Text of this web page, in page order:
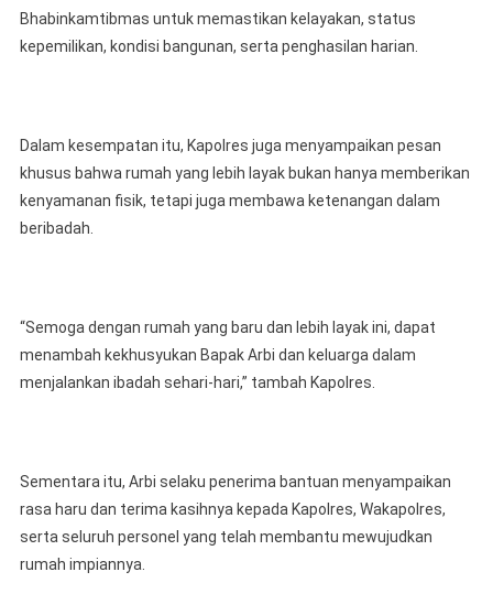
Bhabinkamtibmas untuk memastikan kelayakan, status
kepemilikan, kondisi bangunan, serta penghasilan harian.
Dalam kesempatan itu, Kapolres juga menyampaikan pesan
khusus bahwa rumah yang lebih layak bukan hanya memberikan
kenyamanan fisik, tetapi juga membawa ketenangan dalam
beribadah.
“Semoga dengan rumah yang baru dan lebih layak ini, dapat
menambah kekhusyukan Bapak Arbi dan keluarga dalam
menjalankan ibadah sehari-hari,” tambah Kapolres.
Sementara itu, Arbi selaku penerima bantuan menyampaikan
rasa haru dan terima kasihnya kepada Kapolres, Wakapolres,
serta seluruh personel yang telah membantu mewujudkan
rumah impiannya.